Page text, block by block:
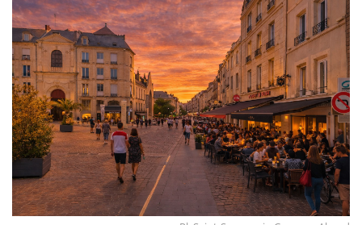
Ferrara
Bologna
Forlì
Rimini
Pesaro